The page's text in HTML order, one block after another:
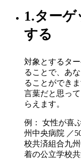
1.ター
する
対象とするタ
ることで、あ
ることができ
言葉だと思っ
らえます。
例： 女性が喜
州中央病院 ／
校共済組合九
着の公立学校